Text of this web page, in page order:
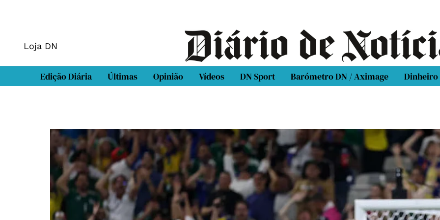
Loja DN
Edição Diária Últimas Opinião Vídeos DN Sport Barómetro DN / Aximage Dinheiro